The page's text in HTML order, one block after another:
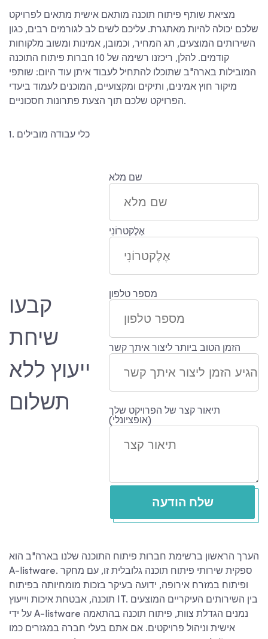
מציאת שותף פיתוח תוכנה מותאם אישית מתאים לפרויקט
שלכם יכולה להיות מאתגרת. עליכם לשים לב לגורמים רבים, כגון
השירותים המוצעים, תג המחיר, וכמובן, אמינות ומשוב מלקוחות
קודמים. להלן, ריכזנו רשימה של 10 חברות פיתוח התוכנה
המובילות בארה"ב שתוכלו להתחיל לעבוד איתן עוד היום: שותפי
מיקור חוץ אמינים, ותיקים ומקצועיים, המוכנים לעמוד ביעדי
הפרויקט שלכם תוך הצעת פתרונות חסכוניים.
1. כלי עבודה מובילים
קבעו
שיחת
ייעוץ ללא
תשלום
שם מלא
אֶלֶקטרוֹנִי
מספר טלפון
הזמן הטוב ביותר ליצור איתך קשר
תיאור קצר של הפרויקט שלך
(אופציונלי)
שלח הודעה
הערך הראשון ברשימת חברות פיתוח התוכנה שלנו בארה"ב הוא
A-listware. ספקית שירותי פיתוח תוכנה גלובלית זו, עם מחקר
ופיתוח במזרח אירופה, ידועה בעיקר בזכות מומחיותה בפיתוח
תוכנה, אבטחת איכות וייעוץ IT. בין השירותים העיקריים המוצעים
על ידי A-listware נמנים הגדלת צוות, פיתוח תוכנה בהתאמה
אישית וניהול פרויקטים. אם אתם בעלי חברה במגזרים כמו